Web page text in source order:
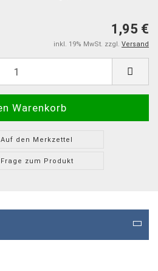
1,95 €
inkl. 19% MwSt. zzgl. Versand
Auf den Merkzettel
Frage zum Produkt